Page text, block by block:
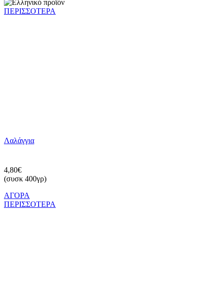
ΠΕΡΙΣΣΟΤΕΡΑ
Λαλάγγια
4,80€
(συσκ 400γρ)
ΑΓΟΡΑ
ΠΕΡΙΣΣΟΤΕΡΑ